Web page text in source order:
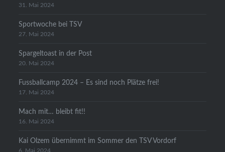
31. Mai 2024
Sportwoche bei TSV
27. Mai 2024
Spargeltoast in der Post
20. Mai 2024
Fussballcamp 2024 – Es sind noch Plätze frei!
17. Mai 2024
Mach mit… bleibt fit!!
16. Mai 2024
Kai Olzem übernimmt im Sommer den TSV Vordorf